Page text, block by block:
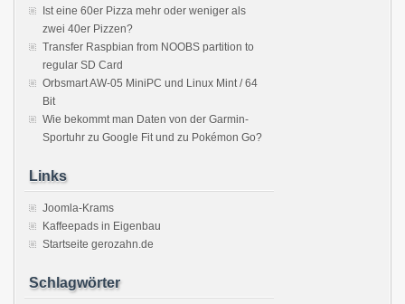
Ist eine 60er Pizza mehr oder weniger als
zwei 40er Pizzen?
Transfer Raspbian from NOOBS partition to
regular SD Card
Orbsmart AW-05 MiniPC und Linux Mint / 64
Bit
Wie bekommt man Daten von der Garmin-
Sportuhr zu Google Fit und zu Pokémon Go?
Links
Joomla-Krams
Kaffeepads in Eigenbau
Startseite gerozahn.de
Schlagwörter